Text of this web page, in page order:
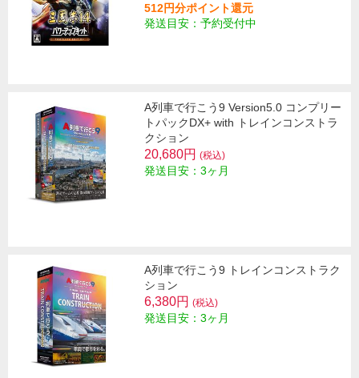
512円分ポイント還元
発送目安：予約受付中
A列車で行こう9 Version5.0 コンプリー
トパックDX+ with トレインコンストラ
クション
20,680円 (税込)
発送目安：3ヶ月
A列車で行こう9 トレインコンストラク
ション
6,380円 (税込)
発送目安：3ヶ月